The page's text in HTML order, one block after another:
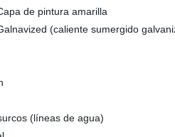
de pintura amarilla
(caliente sumergido
(líneas de agua)